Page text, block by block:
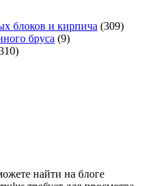
блоков и кирпича (309)
бруса (9)
найти на блоге